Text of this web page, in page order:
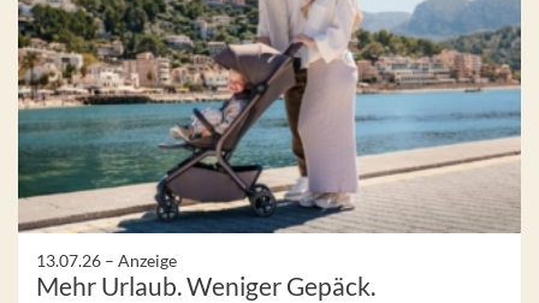
13.07.26 – Anzeige
Mehr Urlaub. Weniger Gepäck.